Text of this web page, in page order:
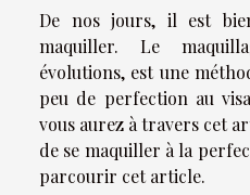
De nos jours, il est
maquiller. Le
évolutions, est une
peu de perfection au
vous aurez à travers cet
de se maquiller à la
parcourir cet article.